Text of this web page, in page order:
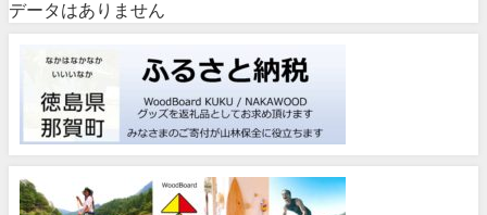
データはありません